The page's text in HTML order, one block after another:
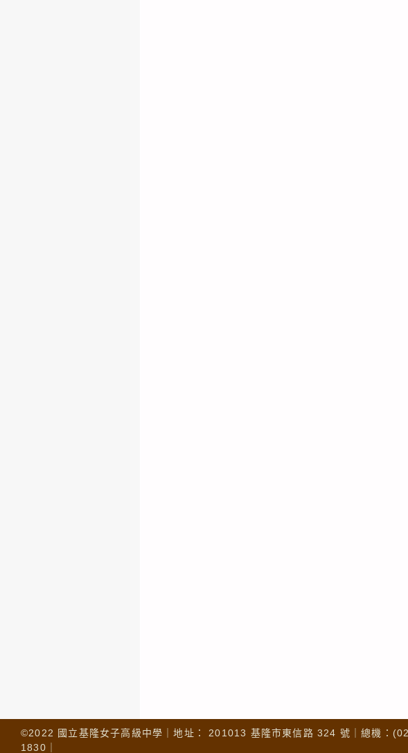
©2022 國立基隆女子高級中學｜地址： 201013 基隆市東信路 324 號｜總機：
1830｜